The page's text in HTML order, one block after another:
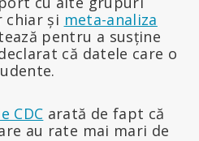
chiar și meta-analiza
pentru a susține
că datele care o
CDC arată de fapt că
au rate mai mari de